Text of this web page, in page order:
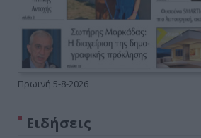
Πρωινή 5-8-2026
Ειδήσεις